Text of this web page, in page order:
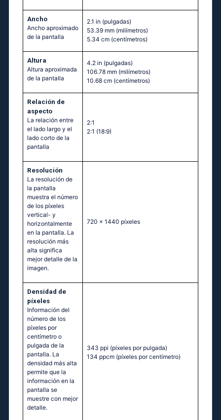
Ancho
Ancho aproximado
de la pantalla
2.1 in (pulgadas)
53.39 mm (milímetros)
5.34 cm (centímetros)
Altura
Altura aproximada
de la pantalla
4.2 in (pulgadas)
106.78 mm (milímetros)
10.68 cm (centímetros)
Relación de
aspecto
La relación entre
el lado largo y el
lado corto de la
pantalla
2:1
2:1 (18:9)
Resolución
La resolución de
la pantalla
muestra el número
de los píxeles
vertical- y
horizontalmente
en la pantalla. La
resolución más
alta significa
mejor detalle de la
imagen.
720 x 1440 píxeles
Densidad de
píxeles
Información del
número de los
píxeles por
centímetro o
pulgada de la
pantalla. La
densidad más alta
permite que la
información en la
pantalla se
muestre con mejor
detalle.
343 ppi (píxeles por pulgada)
134 ppcm (píxeles por centímetro)